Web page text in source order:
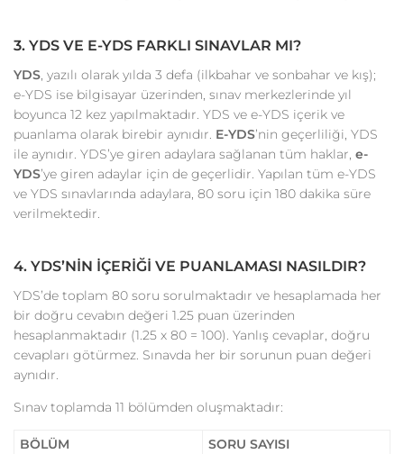
3. YDS VE E-YDS FARKLI SINAVLAR MI?
YDS, yazılı olarak yılda 3 defa (ilkbahar ve sonbahar ve kış);
e-YDS ise bilgisayar üzerinden, sınav merkezlerinde yıl
boyunca 12 kez yapılmaktadır. YDS ve e-YDS içerik ve
puanlama olarak birebir aynıdır. E-YDS’nin geçerliliği, YDS
ile aynıdır. YDS’ye giren adaylara sağlanan tüm haklar, e-
YDS’ye giren adaylar için de geçerlidir. Yapılan tüm e-YDS
ve YDS sınavlarında adaylara, 80 soru için 180 dakika süre
verilmektedir.
4. YDS’NİN İÇERİĞİ VE PUANLAMASI NASILDIR?
YDS’de toplam 80 soru sorulmaktadır ve hesaplamada her
bir doğru cevabın değeri 1.25 puan üzerinden
hesaplanmaktadır (1.25 x 80 = 100). Yanlış cevaplar, doğru
cevapları götürmez. Sınavda her bir sorunun puan değeri
aynıdır.
Sınav toplamda 11 bölümden oluşmaktadır:
BÖLÜM
SORU SAYISI